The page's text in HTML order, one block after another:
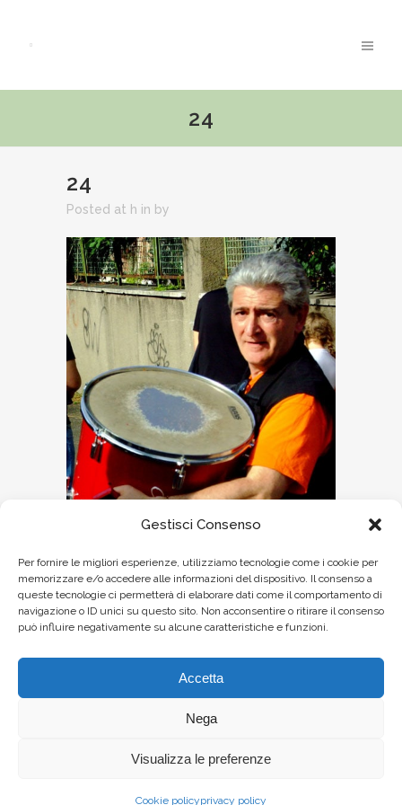
Gestisci Consenso
Per fornire le migliori esperienze, utilizziamo tecnologie come i cookie per
memorizzare e/o accedere alle informazioni del dispositivo. Il consenso a
queste tecnologie ci permetterà di elaborare dati come il comportamento di
navigazione o ID unici su questo sito. Non acconsentire o ritirare il consenso
può influire negativamente su alcune caratteristiche e funzioni.
Accetta
Nega
Visualizza le preferenze
Cookie policyprivacy policy
24
24
Posted at h in by
Print page